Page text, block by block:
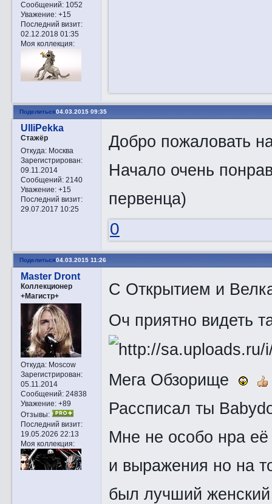
Сообщений:1052
Уважение: +15
Последний визит:
02.12.2018 01:35
Моя коллекция:
Поделиться04.03.2015 09:35
UlliPekka
Стажёр
Откуда:Москва
Зарегистрирован:
09.11.2014
Сообщений:2140
Уважение: +15
Последний визит:
29.07.2017 10:25
Добро пожаловать
Начало очень
первенца)
0
Поделиться04.03.2015 11:26
Master Dront
Коллекционер
+Магистр+
Откуда:Moscow
Зарегистрирован:
05.11.2014
Сообщений:24838
Уважение: +89
Отзывы:
Последний визит:
19.05.2026 22:13
Моя коллекция:
С Открытием и
Оч приятно видеть
Мега Обзорище
Рассписал ты
Мне не особо нра её
и выражения но на
был лучший женский